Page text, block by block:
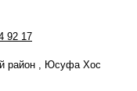
92 17
район , Юсуфа Хос